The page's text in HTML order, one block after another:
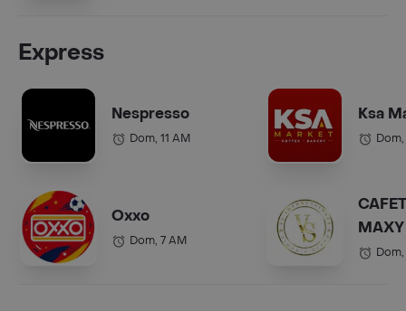
Express
Nespresso
Dom, 11 AM
Oxxo
Dom, 7 AM
Ksa
COL.).